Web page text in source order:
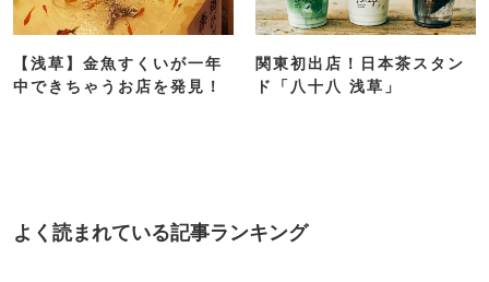
中できちゃうお店を発見！
ド「八十八 浅草」